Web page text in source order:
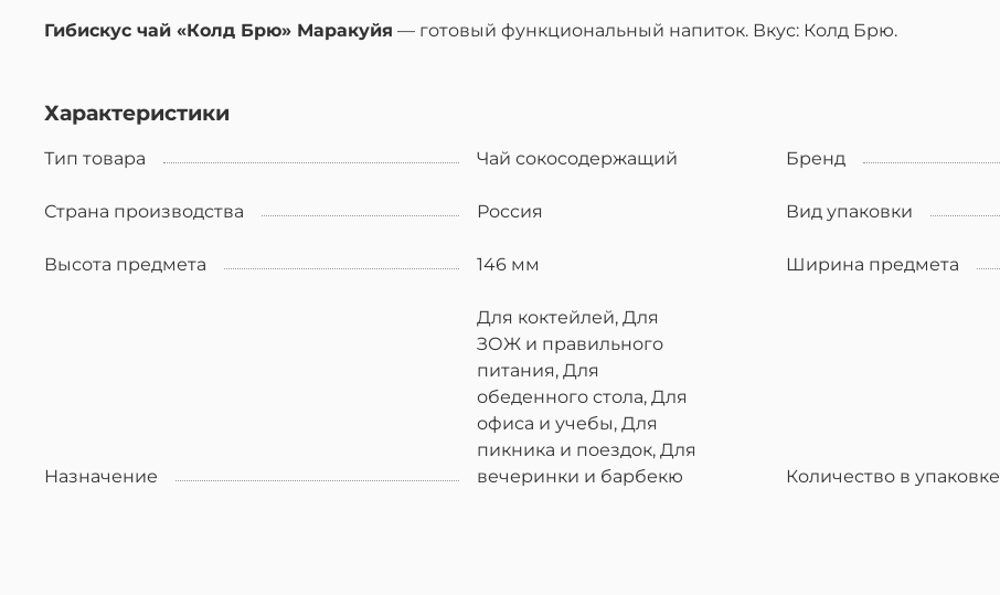
Гибискус чай «Колд Брю» Маракуйя — готовый функциональный напиток. Вкус: Колд Брю.
Характеристики
Тип товара Чай сокосодержащий Бренд
Страна производства Россия Вид упаковки
Высота предмета 146 мм Ширина предмета
Назначение
Для коктейлей, Для
ЗОЖ и правильного
питания, Для
обеденного стола, Для
офиса и учебы, Для
пикника и поездок, Для
вечеринки и барбекю
Количество в упаковке